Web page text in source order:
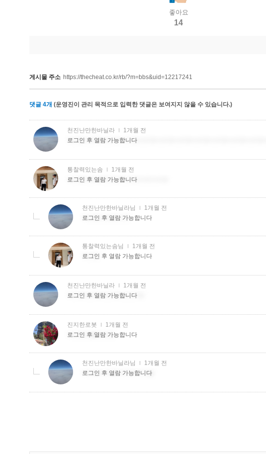
좋아요
14
게시물 주소 https://thecheat.co.kr/rb/?m=bbs&uid=12217241
댓글 4개 (운영진이 관리 목적으로 입력한 댓글은 보여지지 않을 수 있습니다.)